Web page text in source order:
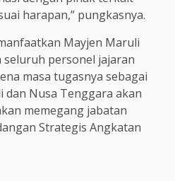
harapan,” pungkasnya.
Mayjen Maruli
seluruh personel jajaran
masa tugasnya sebagai
dan Nusa Tenggara akan
memegang jabatan
Strategis Angkatan